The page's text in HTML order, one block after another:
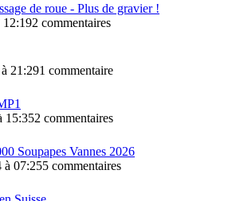
de roue - Plus de gravier !
12:192 commentaires
21:291 commentaire
15:352 commentaires
Soupapes Vannes 2026
à 07:255 commentaires